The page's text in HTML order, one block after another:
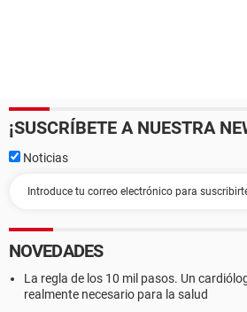
¡SUSCRÍBETE A NUESTRA
Noticias
NOVEDADES
La regla de los 10 mil pasos. Un
realmente necesario para la salud